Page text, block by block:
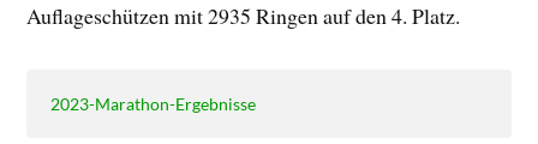
Auflageschützen mit 2935 Ringen auf den 4. Platz.
2023-Marathon-Ergebnisse